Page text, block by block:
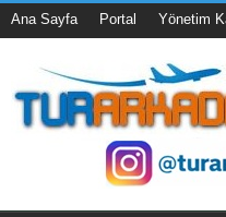
Ana Sayfa Portal Yönetim